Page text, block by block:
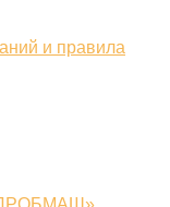
и правила